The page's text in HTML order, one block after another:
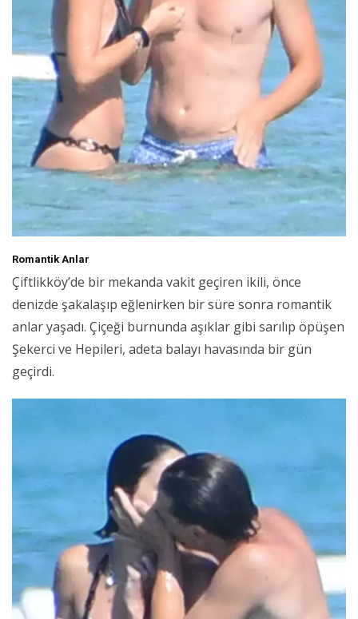
Romantik Anlar
Çiftlikköy’de bir mekanda vakit geçiren ikili, önce
denizde şakalaşıp eğlenirken bir süre sonra romantik
anlar yaşadı. Çiçeği burnunda aşıklar gibi sarılıp öpüşen
Şekerci ve Hepileri, adeta balayı havasında bir gün
geçirdi.